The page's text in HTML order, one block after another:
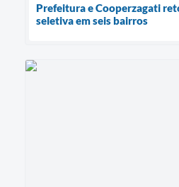
Prefeitura e Cooperzagati
seletiva em seis bairros